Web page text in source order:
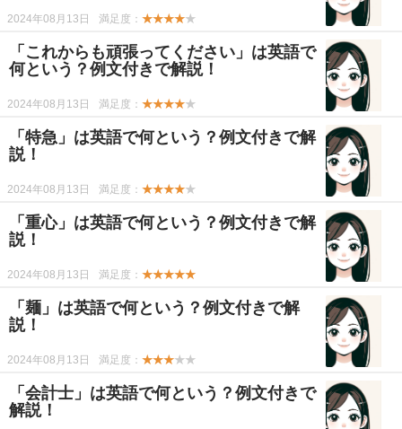
2024年08月13日 満足度： ★★★★★
「これからも頑張ってください」は英語で
何という？例文付きで解説！
2024年08月13日 満足度： ★★★★★
「特急」は英語で何という？例文付きで解
説！
2024年08月13日 満足度： ★★★★★
「重心」は英語で何という？例文付きで解
説！
2024年08月13日 満足度： ★★★★★
「麺」は英語で何という？例文付きで解
説！
2024年08月13日 満足度： ★★★★★
「会計士」は英語で何という？例文付きで
解説！